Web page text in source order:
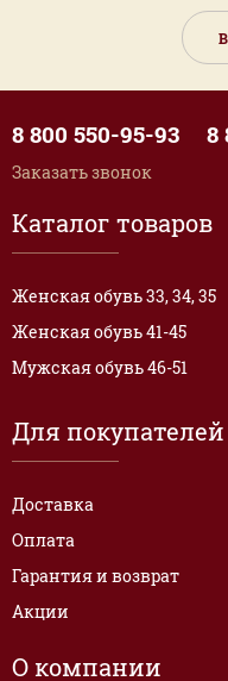
Каталог товаров
Женская обувь 33, 34, 35
Женская обувь 41-45
Мужская обувь 46-51
Для покупателей
Доставка
Оплата
Гарантия и возврат
Акции
О компании
8 800 550-95-93 8
Заказать звонок